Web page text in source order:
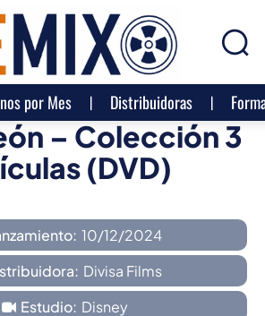
por Mes Distribuidoras
– Colección 3
(DVD)
10/12/2024
Divisa Films
Estudio: Disney